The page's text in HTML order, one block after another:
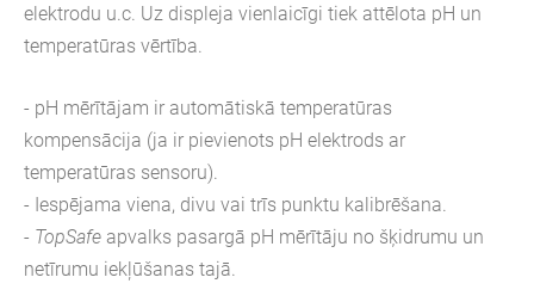
elektrodu u.c. Uz displeja vienlaicīgi tiek attēlota pH un
temperatūras vērtība.
- pH mērītājam ir automātiskā temperatūras
kompensācija (ja ir pievienots pH elektrods ar
temperatūras sensoru).
- Iespējama viena, divu vai trīs punktu kalibrēšana.
- TopSafe apvalks pasargā pH mērītāju no šķidrumu un
netīrumu iekļūšanas tajā.